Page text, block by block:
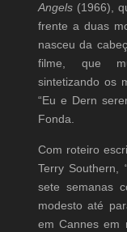
Angels(1966),
frente a duas
nasceu da
filme, que
sintetizando os
“Eu e Dern
Fonda.
Com roteiro
Terry Southern,
sete semanas
modesto até
em Cannes em